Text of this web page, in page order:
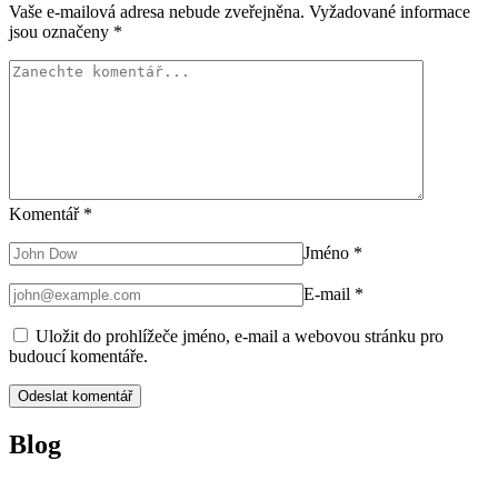
Vaše e-mailová adresa nebude zveřejněna. Vyžadované informace
jsou označeny *
Komentář *
Jméno *
E-mail *
Uložit do prohlížeče jméno, e-mail a webovou stránku pro
budoucí komentáře.
Blog